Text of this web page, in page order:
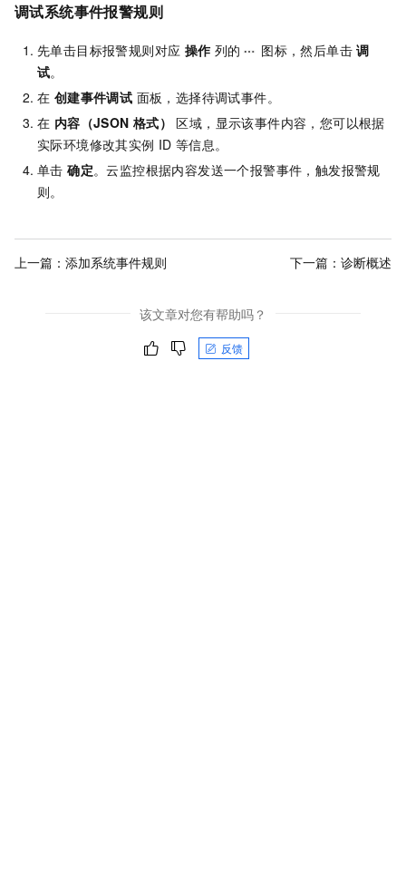
调试系统事件报警规则
先单击目标报警规则对应 操作 列的 图标，然后单击调
试。
在 创建事件调试 面板，选择待调试事件。
在 内容（JSON 格式） 区域，显示该事件内容，您可以根据
实际环境修改其实例 ID 等信息。
单击确定。云监控根据内容发送一个报警事件，触发报警规
则。
上一篇： 添加系统事件规则 下一篇： 诊断概述
该文章对您有帮助吗？
反馈